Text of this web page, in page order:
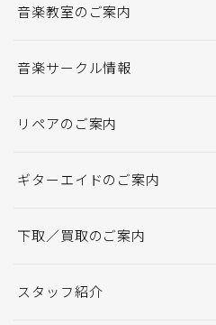
音楽教室のご案内
音楽サークル情報
リペアのご案内
ギターエイドのご案内
下取／買取のご案内
スタッフ紹介